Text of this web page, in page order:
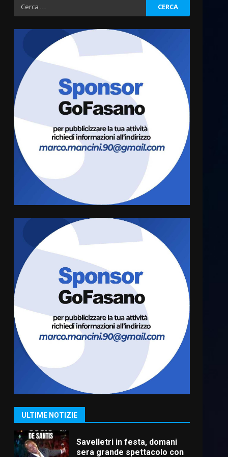
Ricerca
per:
ULTIME NOTIZIE
Politiche Giovanili e Mobilità
studenti universitari del
bando “La strada giusta”
8 Agosto 2026 07:15
4
“I Contestatori: Musica di
Rivoluzione”: nuovo
appuntamento con “Fasano in
Banda”
7 Agosto 2026 06:05
5
US Fasano, Scianaro:
“Profonda amarezza per
esclusione dal campionato di
7 Agosto 2026 06:00
Fasanese ferito a colpi di
arma da fuoco
6 Agosto 2026 18:13
7
Carta d’identità: continua il
piano di aperture
straordinarie del Comune di
Fasano
6 Agosto 2026 14:16
1
La Banda Città di Fasano apre
ufficialmente la Festa di
Savelletri in festa, domani
sera grande spettacolo con